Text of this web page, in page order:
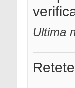
Ultima